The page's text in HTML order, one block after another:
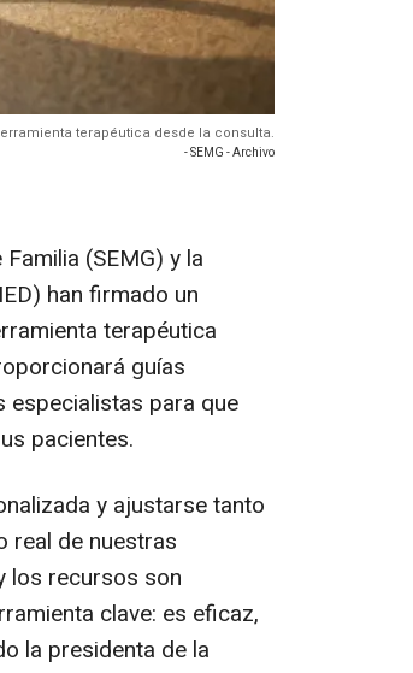
terapéutica desde la consulta.
- SEMG - Archivo
(SEMG) y la
han firmado un
terapéutica
guías
especialistas para que
pacientes.
y ajustarse tanto
real de nuestras
los recursos son
clave: es eficaz,
la presidenta de la